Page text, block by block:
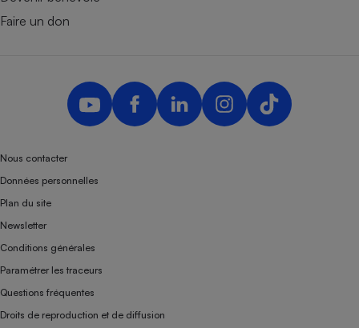
Faire un don
Nous contacter
Données personnelles
Plan du site
Newsletter
Conditions générales
Paramétrer les traceurs
Questions fréquentes
Droits de reproduction et de diffusion